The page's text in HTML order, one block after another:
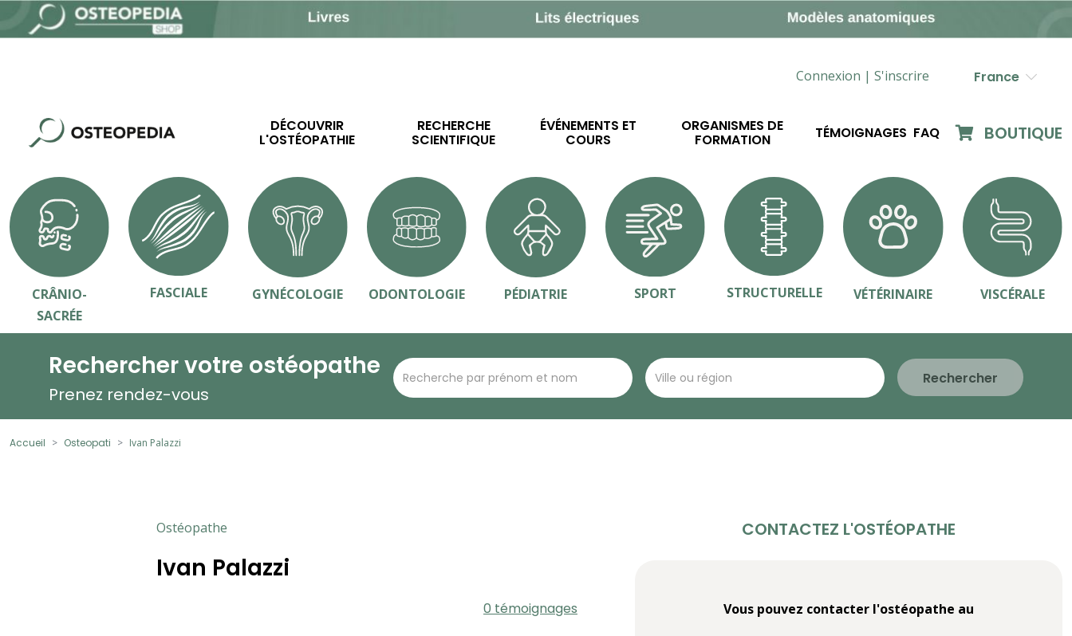
Connexion | S'inscrire France
DÉCOUVRIR
L'OSTÉOPATHIE
RECHERCHE
SCIENTIFIQUE
ÉVÉNEMENTS ET
COURS
ORGANISMES DE
FORMATION TÉMOIGNAGES FAQ BOUTIQUE
CRÂNIO-
SACRÉE
FASCIALE GYNÉCOLOGIE ODONTOLOGIE PÉDIATRIE SPORT STRUCTURELLE VÉTÉRINAIRE VISCÉRALE
Rechercher votre ostéopathe
Prenez rendez-vous
Rechercher
Accueil Osteopati Ivan Palazzi
Ostéopathe
Ivan Palazzi
0 témoignages
CONTACTEZ L'OSTÉOPATHE
Vous pouvez contacter l'ostéopathe au